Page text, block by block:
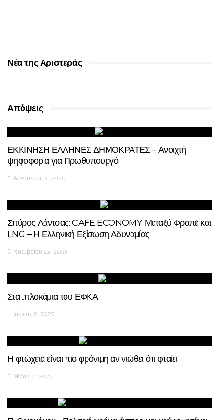
Νέα της Αριστεράς
Απόψεις
ΕΚΚΙΝΗΣΗ ΕΛΛΗΝΕΣ ΔΗΜΟΚΡΑΤΕΣ – Ανοιχτή
ψηφοφορία για Πρωθυπουργό
Αύγουστος 3, 2026
Σπύρος Λάντσας: CAFE ECONOMY: Μεταξύ Φραπέ και
LNG – Η Ελληνική Εξίσωση Αδυναμίας
Νοεμβρίου 23, 2025
Στα ..πλοκάμια του ΕΦΚΑ
Ιούνιος 6, 2025
Η φτώχεια είναι πιο φρόνιμη αν νιώθει ότι φταίει
Μαΐου 4, 2025